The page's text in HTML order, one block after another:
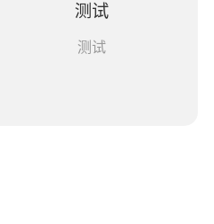
测试
测试